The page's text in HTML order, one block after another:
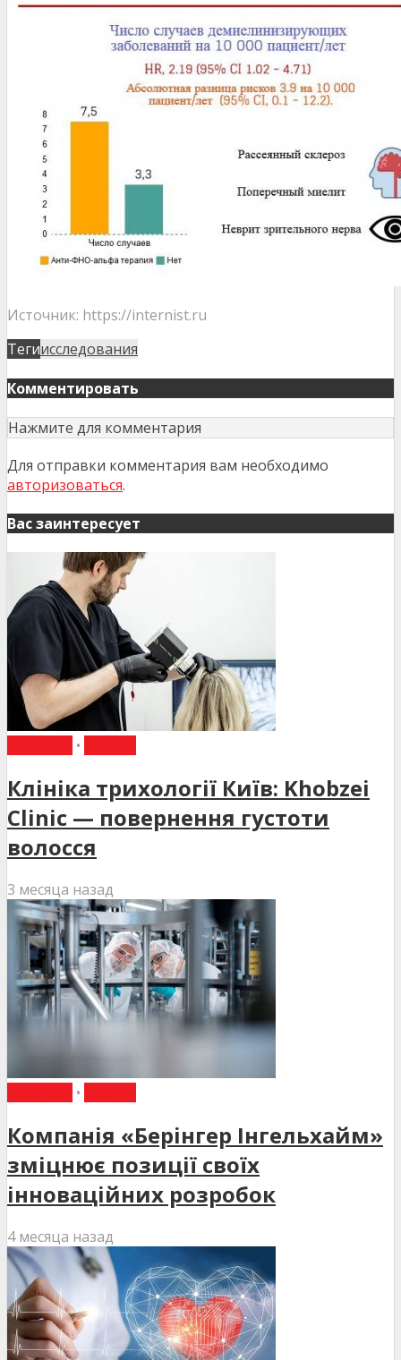
Источник: https://internist.ru
Тегиисследования
Комментировать
Нажмите для комментария
Для отправки комментария вам необходимо
авторизоваться.
Вас заинтересует
•
Клініка трихології Київ: Khobzei
Clinic — повернення густоти
волосся
3 месяца назад
•
Компанія «Берінгер Інгельхайм»
зміцнює позиції своїх
інноваційних розробок
4 месяца назад